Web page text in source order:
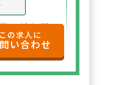
の給与設
しも立て
県内で安
この求人に
い合わせ